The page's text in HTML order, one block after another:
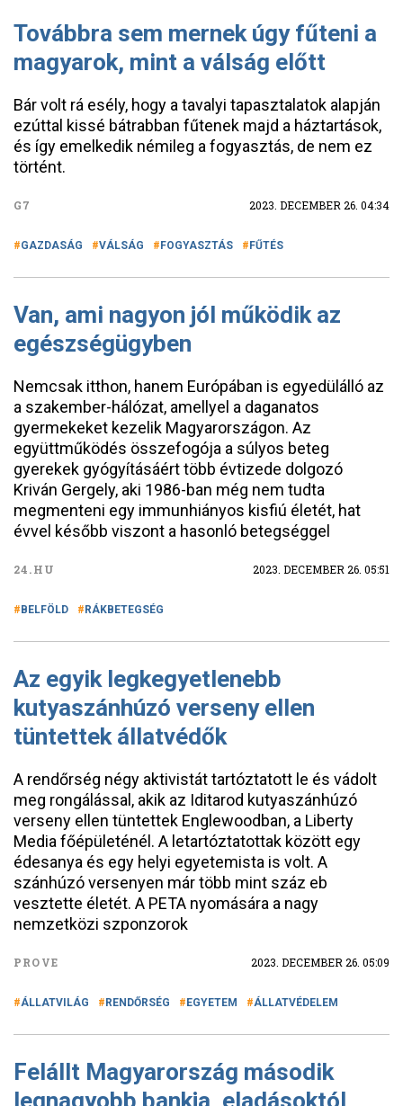
Továbbra sem mernek úgy fűteni a
magyarok, mint a válság előtt
Bár volt rá esély, hogy a tavalyi tapasztalatok alapján
ezúttal kissé bátrabban fűtenek majd a háztartások,
és így emelkedik némileg a fogyasztás, de nem ez
történt.
G7 2023. DECEMBER 26. 04:34
GAZDASÁG VÁLSÁG FOGYASZTÁS FŰTÉS
Van, ami nagyon jól működik az
egészségügyben
Nemcsak itthon, hanem Európában is egyedülálló az
a szakember-hálózat, amellyel a daganatos
gyermekeket kezelik Magyarországon. Az
együttműködés összefogója a súlyos beteg
gyerekek gyógyításáért több évtizede dolgozó
Kriván Gergely, aki 1986-ban még nem tudta
megmenteni egy immunhiányos kisfiú életét, hat
évvel később viszont a hasonló betegséggel
24.HU 2023. DECEMBER 26. 05:51
BELFÖLD RÁKBETEGSÉG
Az egyik legkegyetlenebb
kutyaszánhúzó verseny ellen
tüntettek állatvédők
A rendőrség négy aktivistát tartóztatott le és vádolt
meg rongálással, akik az Iditarod kutyaszánhúzó
verseny ellen tüntettek Englewoodban, a Liberty
Media főépületénél. A letartóztatottak között egy
édesanya és egy helyi egyetemista is volt. A
szánhúzó versenyen már több mint száz eb
vesztette életét. A PETA nyomására a nagy
nemzetközi szponzorok
PROVE 2023. DECEMBER 26. 05:09
ÁLLATVILÁG RENDŐRSÉG EGYETEM ÁLLATVÉDELEM
Felállt Magyarország második
legnagyobb bankja, eladásoktól